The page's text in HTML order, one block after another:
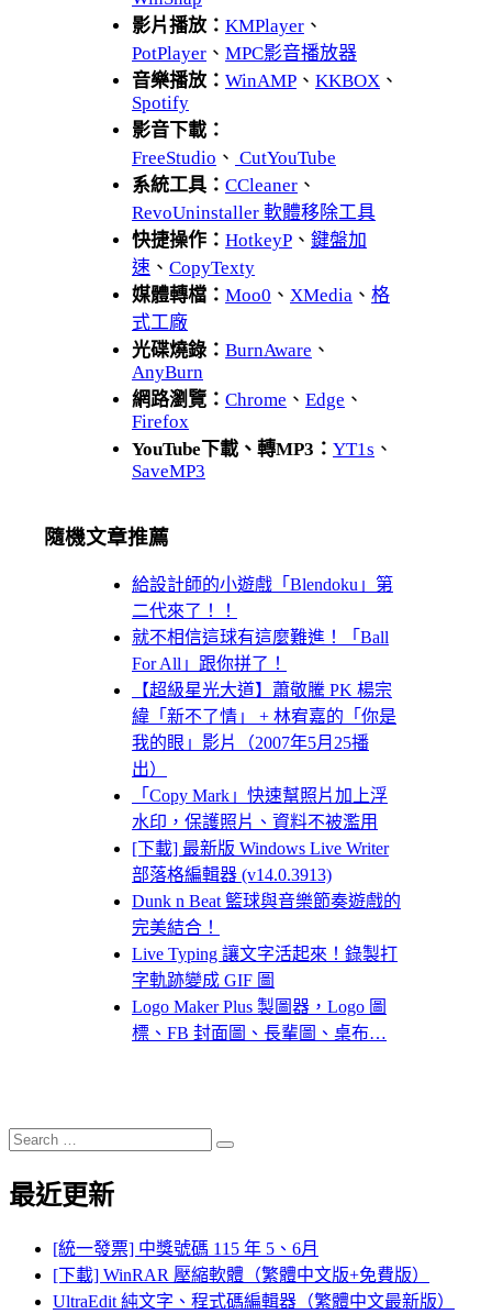
影片播放： KMPlayer 、
PotPlayer 、 MPC影音播放器
音樂播放： WinAMP 、 KKBOX 、
Spotify
影音下載：
FreeStudio 、 CutYouTube
系統工具： CCleaner 、
RevoUninstaller 軟體移除工具
快捷操作： HotkeyP 、 鍵盤加
速 、 CopyTexty
媒體轉檔： Moo0 、 XMedia 、 格
式工廠
光碟燒錄： BurnAware 、
AnyBurn
網路瀏覽： Chrome 、 Edge 、
Firefox
YouTube下載、轉MP3： YT1s 、
SaveMP3
隨機文章推薦
給設計師的小遊戲「Blendoku」第
二代來了！！
就不相信這球有這麼難進！「Ball
For All」跟你拼了！
【超級星光大道】蕭敬騰 PK 楊宗
緯「新不了情」 + 林宥嘉的「你是
我的眼」影片（2007年5月25播
出）
「Copy Mark」快速幫照片加上浮
水印，保護照片、資料不被濫用
[下載] 最新版 Windows Live Writer
部落格編輯器 (v14.0.3913)
Dunk n Beat 籃球與音樂節奏遊戲的
完美結合！
Live Typing 讓文字活起來！錄製打
字軌跡變成 GIF 圖
Logo Maker Plus 製圖器，Logo 圖
標、FB 封面圖、長輩圖、桌布…
Search
for:
Search
最近更新
[統一發票] 中獎號碼 115 年 5、6月
[下載] WinRAR 壓縮軟體（繁體中文版+免費版）
UltraEdit 純文字、程式碼編輯器（繁體中文最新版）